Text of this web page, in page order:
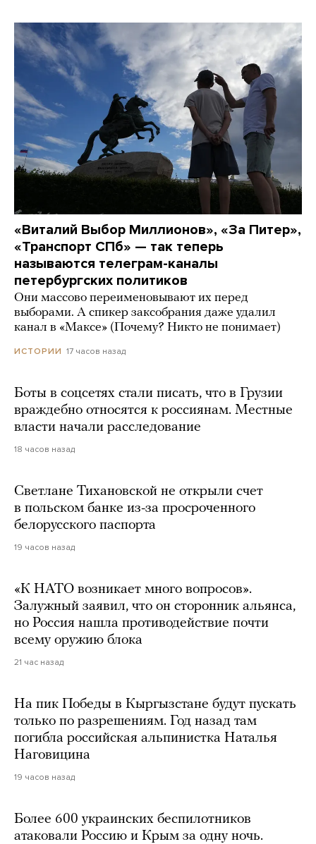
«Виталий Выбор Миллионов», «За Питер»,
«Транспорт СПб» — так теперь
называются телеграм-каналы
петербургских политиков
Они массово переименовывают их перед
выборами. А спикер заксобрания даже удалил
канал в «Максе» (Почему? Никто не понимает)
ИСТОРИИ 17 часов назад
Боты в соцсетях стали писать, что в Грузии
враждебно относятся к россиянам. Местные
власти начали расследование
18 часов назад
Светлане Тихановской не открыли счет
в польском банке из-за просроченного
белорусского паспорта
19 часов назад
«К НАТО возникает много вопросов».
Залужный заявил, что он сторонник альянса,
но Россия нашла противодействие почти
всему оружию блока
21 час назад
На пик Победы в Кыргызстане будут пускать
только по разрешениям. Год назад там
погибла российская альпинистка Наталья
Наговицина
19 часов назад
Более 600 украинских беспилотников
атаковали Россию и Крым за одну ночь.